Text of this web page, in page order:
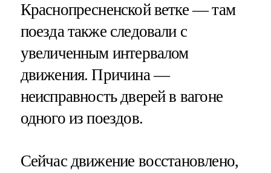
Краснопресненской ветке — там
поезда также следовали с
увеличенным интервалом
движения. Причина —
неисправность дверей в вагоне
одного из поездов.
Сейчас движение восстановлено,